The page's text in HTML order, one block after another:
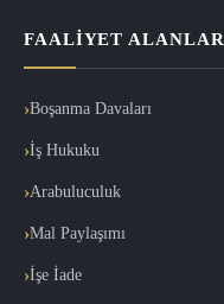
FAALIYET
Boşanma Davaları
İş Hukuku
Arabuluculuk
Mal Paylaşımı
İşe İade